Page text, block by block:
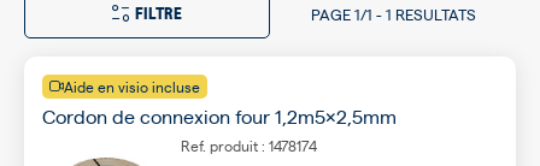
FILTRE PAGE 1/1 -1 RESULTATS
Aide en visio incluse
Cordon de connexion four 1,2m5x2,5mm
Ref. produit : 1478174